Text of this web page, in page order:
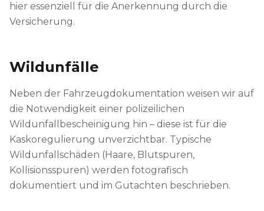
hier essenziell für die Anerkennung durch die
Versicherung.
Wildunfälle
Neben der Fahrzeugdokumentation weisen wir auf
die Notwendigkeit einer polizeilichen
Wildunfallbescheinigung hin – diese ist für die
Kaskoregulierung unverzichtbar. Typische
Wildunfallschäden (Haare, Blutspuren,
Kollisionsspuren) werden fotografisch
dokumentiert und im Gutachten beschrieben.